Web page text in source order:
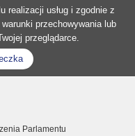
realizacji usług i zgodnie z
przechowywania lub
przeglądarce.
Parlamentu